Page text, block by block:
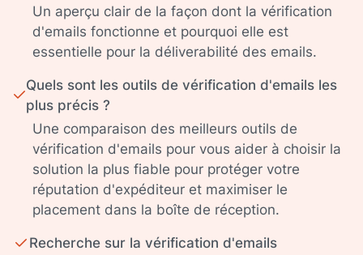
Un aperçu clair de la façon dont la vérification
d'emails fonctionne et pourquoi elle est
essentielle pour la déliverabilité des emails.
Quels sont les outils de vérification d'emails les
plus précis ?
Une comparaison des meilleurs outils de
vérification d'emails pour vous aider à choisir la
solution la plus fiable pour protéger votre
réputation d'expéditeur et maximiser le
placement dans la boîte de réception.
Recherche sur la vérification d'emails